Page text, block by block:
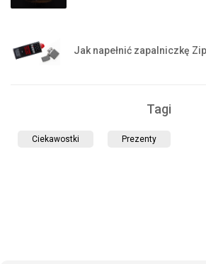
Jak napełnić zapalniczkę
Tagi
Ciekawostki Prezenty